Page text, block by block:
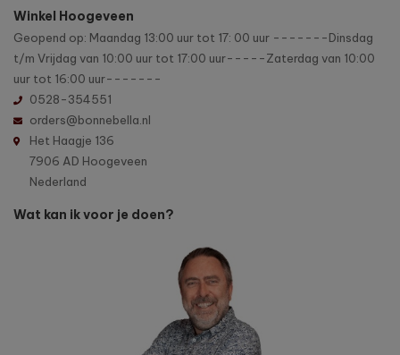
Winkel Hoogeveen
Geopend op: Maandag 13:00 uur tot 17: 00 uur -------Dinsdag
t/m Vrijdag van 10:00 uur tot 17:00 uur-----Zaterdag van 10:00
uur tot 16:00 uur-------
0528-354551
orders@bonnebella.nl
Het Haagje 136
7906 AD Hoogeveen
Nederland
Wat kan ik voor je doen?